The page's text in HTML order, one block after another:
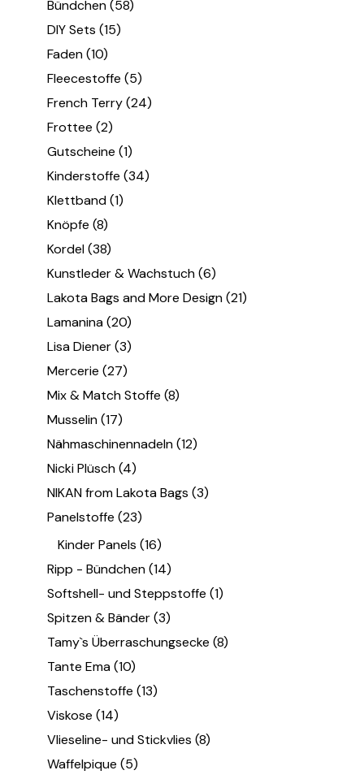
Bündchen (58)
DIY Sets (15)
Faden (10)
Fleecestoffe (5)
French Terry (24)
Frottee (2)
Gutscheine (1)
Kinderstoffe (34)
Klettband (1)
Knöpfe (8)
Kordel (38)
Kunstleder & Wachstuch (6)
Lakota Bags and More Design (21)
Lamanina (20)
Lisa Diener (3)
Mercerie (27)
Mix & Match Stoffe (8)
Musselin (17)
Nähmaschinennadeln (12)
Nicki Plüsch (4)
NIKAN from Lakota Bags (3)
Panelstoffe (23)
Kinder Panels (16)
Ripp - Bündchen (14)
Softshell- und Steppstoffe (1)
Spitzen & Bänder (3)
Tamy`s Überraschungsecke (8)
Tante Ema (10)
Taschenstoffe (13)
Viskose (14)
Vlieseline- und Stickvlies (8)
Waffelpique (5)